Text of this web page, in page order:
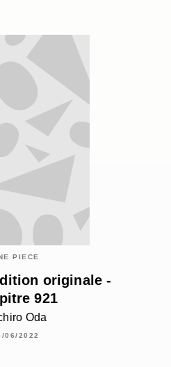
PIECE
originale -
921
Oda
06/2022